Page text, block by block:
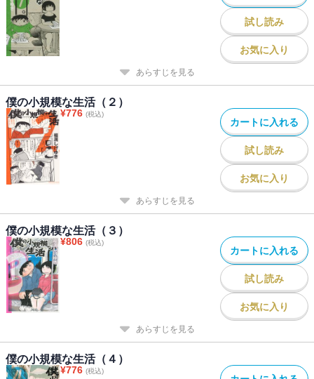
試し読み
お気に入り
あらすじを見る
僕の小規模な生活（２）
¥776 (税込)
カートに入れる
試し読み
お気に入り
あらすじを見る
僕の小規模な生活（３）
¥806 (税込)
カートに入れる
試し読み
お気に入り
あらすじを見る
僕の小規模な生活（４）
¥776 (税込)